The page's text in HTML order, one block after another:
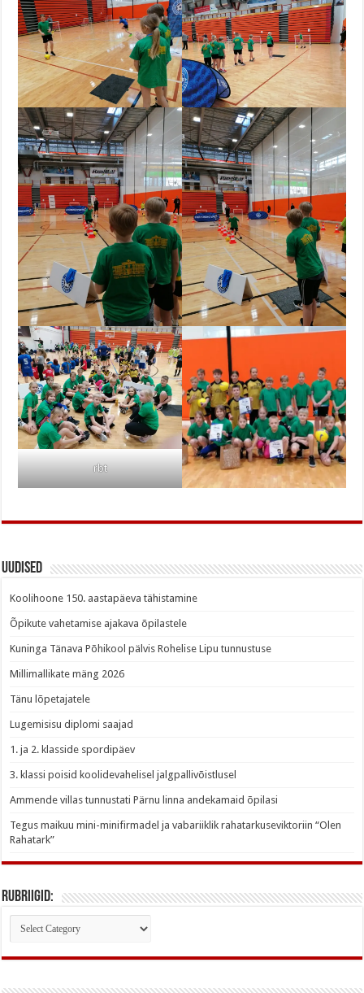
rbt
Uudised
Koolihoone 150. aastapäeva tähistamine
Õpikute vahetamise ajakava õpilastele
Kuninga Tänava Põhikool pälvis Rohelise Lipu tunnustuse
Millimallikate mäng 2026
Tänu lõpetajatele
Lugemisisu diplomi saajad
1. ja 2. klasside spordipäev
3. klassi poisid koolidevahelisel jalgpallivõistlusel
Ammende villas tunnustati Pärnu linna andekamaid õpilasi
Tegus maikuu mini-minifirmadel ja vabariiklik rahatarkuseviktoriin “Olen
Rahatark”
Rubriigid:
Rubriigid: